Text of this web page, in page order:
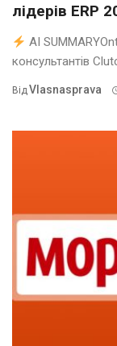
лідерів ERP
AI
консультантів
ВідVlasnasprava